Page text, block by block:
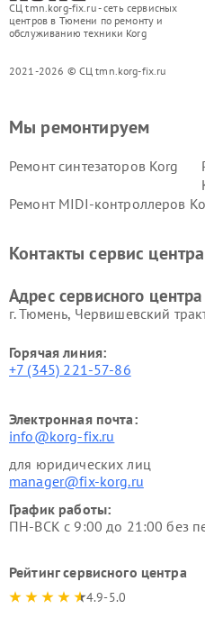
СЦ tmn.korg-fix.ru - сеть сервисных
центров в Тюмени по ремонту и
обслуживанию техники Korg
2021-2026 © СЦ tmn.korg-fix.ru
Мы ремонтируем
Ремонт синтезаторов Korg
Ремонт MIDI-контроллеров
Контакты сервис центра
Адрес сервисного
г. Тюмень, ​Червишевский
Горячая линия:
+7 (345) 221-57-86
Электронная почта:
info@korg-fix.ru
для юридических лиц
manager@fix-korg.ru
График работы:
ПН-ВСК с 9:00 до 21:00 без
Рейтинг сервисного центра
4.9-5.0